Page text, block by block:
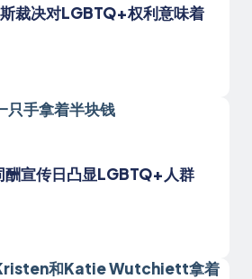
裁决对LGBTQ+权利意味着
宣传日凸显LGBTQ+人群